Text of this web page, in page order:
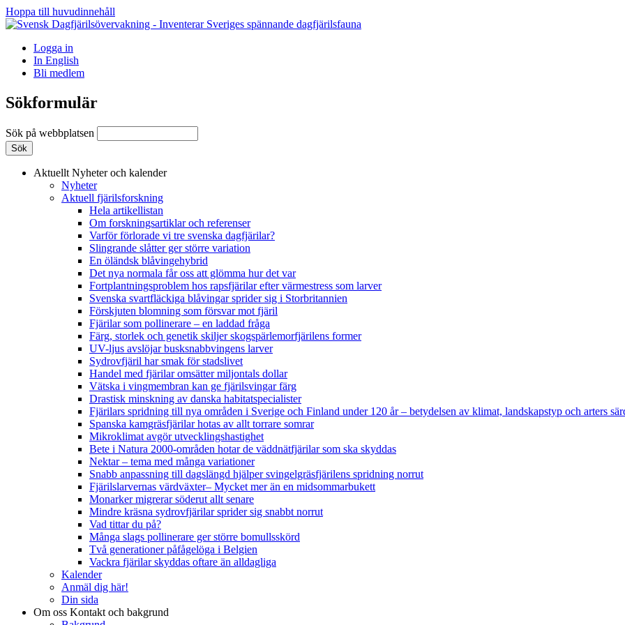
Hoppa till huvudinnehåll
Logga in
In English
Bli medlem
Sökformulär
Sök på webbplatsen
Aktuellt Nyheter och kalender
Nyheter
Aktuell fjärilsforskning
Hela artikellistan
Om forskningsartiklar och referenser
Varför förlorade vi tre svenska dagfjärilar?
Slingrande slåtter ger större variation
En öländsk blåvingehybrid
Det nya normala får oss att glömma hur det var
Fortplantningsproblem hos rapsfjärilar efter värmestress som larver
Svenska svartfläckiga blåvingar sprider sig i Storbritannien
Förskjuten blomning som försvar mot fjäril
Fjärilar som pollinerare – en laddad fråga
Färg, storlek och genetik skiljer skogspärlemorfjärilens former
UV-ljus avslöjar busksnabbvingens larver
Sydrovfjäril har smak för stadslivet
Handel med fjärilar omsätter miljontals dollar
Vätska i vingmembran kan ge fjärilsvingar färg
Drastisk minskning av danska habitatspecialister
Fjärilars spridning till nya områden i Sverige och Finland under 120 år– betydelsen av klimat, landskapstyp och arters
Spanska kamgräsfjärilar hotas av allt torrare somrar
Mikroklimat avgör utvecklingshastighet
Bete i Natura 2000-områden hotar de väddnätfjärilar som ska skyddas
Nektar – tema med många variationer
Snabb anpassning till dagslängd hjälper svingelgräsfjärilens spridning norrut
Fjärilslarvernas värdväxter– Mycket mer än en midsommarbukett
Monarker migrerar söderut allt senare
Mindre kräsna sydrovfjärilar sprider sig snabbt norrut
Vad tittar du på?
Många slags pollinerare ger större bomullsskörd
Två generationer påfågelöga i Belgien
Vackra fjärilar skyddas oftare än alldagliga
Kalender
Anmäl dig här!
Din sida
Om oss Kontakt och bakgrund